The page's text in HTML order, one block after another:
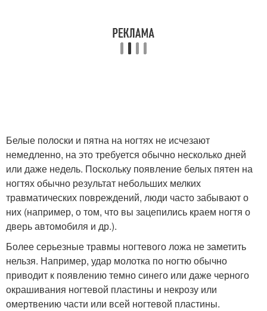
Белые полоски и пятна на ногтях не исчезают
немедленно, на это требуется обычно несколько дней
или даже недель. Поскольку появление белых пятен на
ногтях обычно результат небольших мелких
травматических повреждений, люди часто забывают о
них (например, о том, что вы зацепились краем ногтя о
дверь автомобиля и др.).
Более серьезные травмы ногтевого ложа не заметить
нельзя. Например, удар молотка по ногтю обычно
приводит к появлению темно синего или даже черного
окрашивания ногтевой пластины и некрозу или
омертвению части или всей ногтевой пластины.